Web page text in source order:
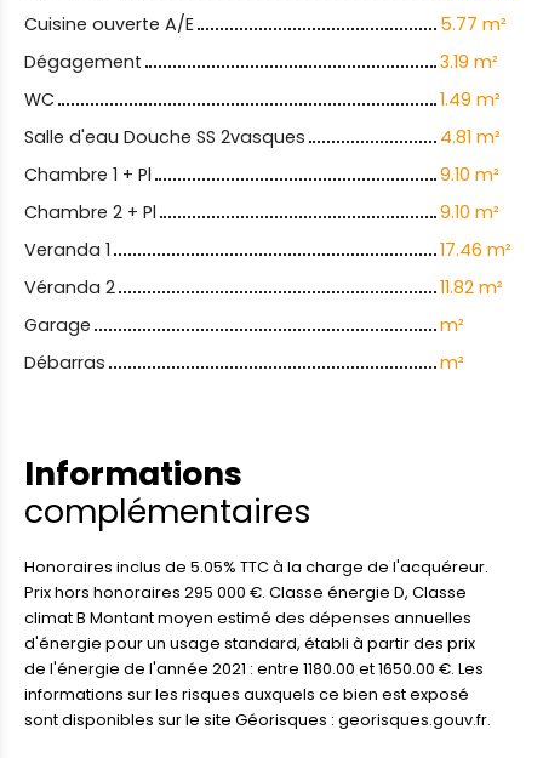
Cuisine ouverte A/E
5.77 m²
Dégagement
3.19 m²
WC
1.49 m²
Salle d'eau Douche SS 2vasques
4.81 m²
Chambre 1 + Pl
9.10 m²
Chambre 2 + Pl
9.10 m²
Veranda 1
17.46 m²
Véranda 2
11.82 m²
Garage
m²
Débarras
m²
Informations
complémentaires
Honoraires inclus de 5.05% TTC à la charge de l'acquéreur.
Prix hors honoraires 295 000 €. Classe énergie D, Classe
climat B Montant moyen estimé des dépenses annuelles
d'énergie pour un usage standard, établi à partir des prix
de l'énergie de l'année 2021 : entre 1180.00 et 1650.00 €. Les
informations sur les risques auxquels ce bien est exposé
sont disponibles sur le site Géorisques : georisques.gouv.fr.